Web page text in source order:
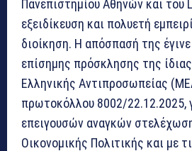
Πανεπιστημίου Αθηνών και του
εξειδίκευση και πολυετή
διοίκηση. Η απόσπασή της
επίσημης πρόσκλησης της
Ελληνικής Αντιπροσωπείας
πρωτοκόλλου 8002/22.12.2025,
επειγουσών αναγκών
Οικονομικής Πολιτικής και με